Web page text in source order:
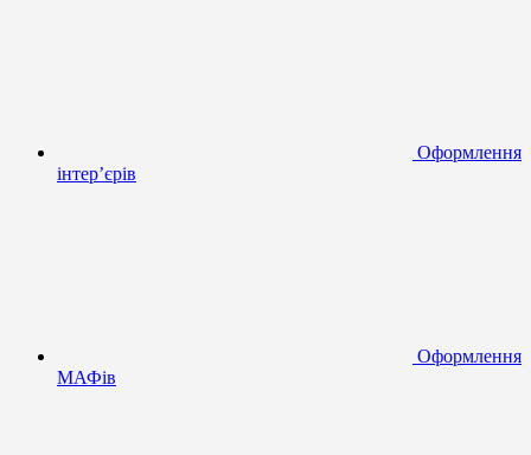
Оформлення
інтер’єрів
Оформлення
МАФів